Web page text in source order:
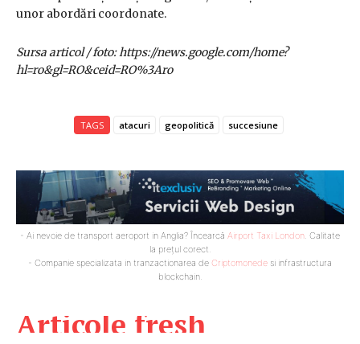
Articole fresh
unor abordări coordonate.
Sursa articol / foto: https://news.google.com/home?
hl=ro&gl=RO&ceid=RO%3Aro
TAGS atacuri geopolitică succesiune
- Ai nevoie de transport aeroport in Anglia? Încearcă Airport Taxi London. Calitate
la prețul corect.
- Companie specializata in tranzactionarea de Criptomonede si infrastructura
blockchain.